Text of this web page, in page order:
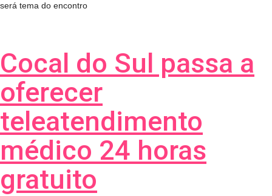
será tema do encontro
Cocal do Sul passa a
oferecer
teleatendimento
médico 24 horas
gratuito